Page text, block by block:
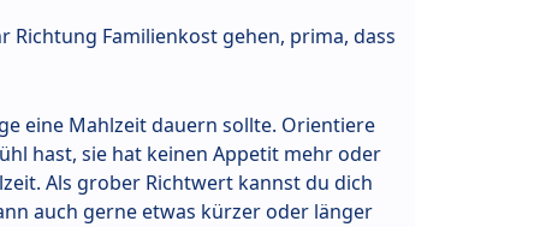
Familienkost gehen, prima, dass
eine Mahlzeit dauern sollte. Orientiere
hast, sie hat keinen Appetit mehr oder
Als grober Richtwert kannst du dich
auch gerne etwas kürzer oder länger